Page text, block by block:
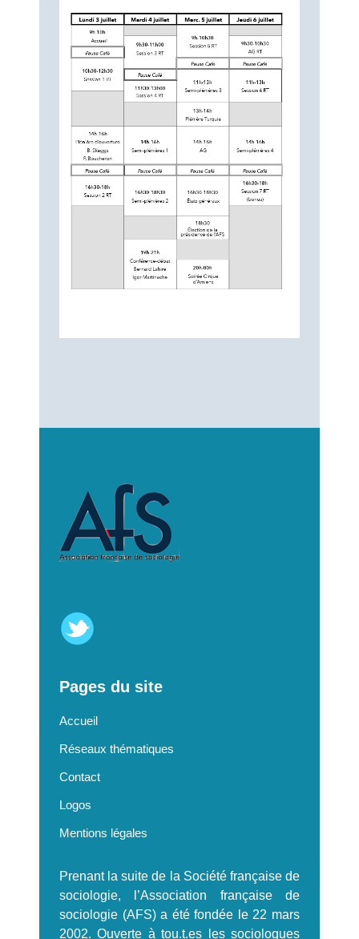
Pages du site
Accueil
Réseaux thématiques
Contact
Logos
Mentions légales
Prenant la suite de la Société française de
sociologie, l’Association française de
sociologie (AFS) a été fondée le 22 mars
2002. Ouverte à tou.t.es les sociologues